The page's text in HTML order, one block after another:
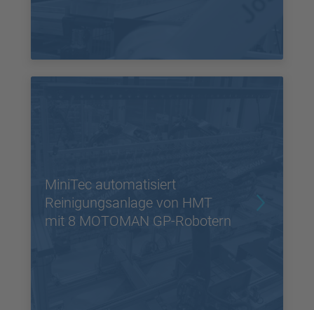
MiniTec automatisiert
Reinigungsanlage von HMT
mit 8 MOTOMAN GP-Robotern